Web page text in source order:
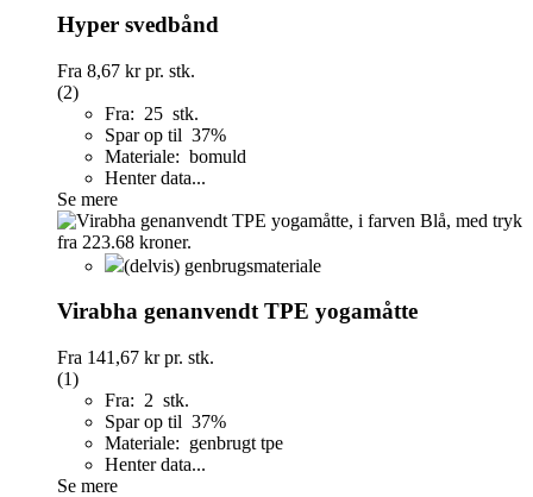
Hyper svedbånd
Fra 8,67 krpr. stk.
(2)
Fra: 25 stk.
Spar op til 37%
Materiale: bomuld
Henter data...
Se mere
(delvis) genbrugsmateriale
Virabha genanvendt TPE yogamåtte
Fra 141,67 krpr. stk.
(1)
Fra: 2 stk.
Spar op til 37%
Materiale: genbrugt tpe
Henter data...
Se mere